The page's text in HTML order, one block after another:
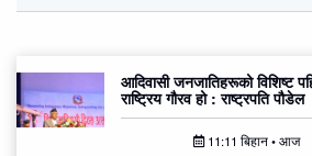
आदिवासी जनजातिहरूको विशिष्ट
राष्ट्रिय गौरव हो : राष्ट्रपति पौडेल
11:11 बिहान • आज